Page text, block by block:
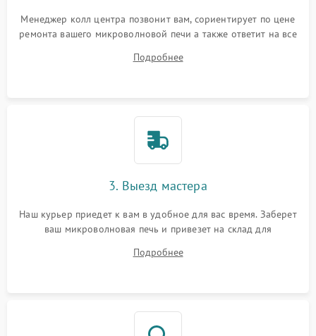
Менеджер колл центра позвонит вам, сориентирует по цене
ремонта вашего микроволновой печи а также ответит на все
Подробнее
3. Выезд мастера
Наш курьер приедет к вам в удобное для вас время. Заберет
ваш микроволновая печь и привезет на склад для
Подробнее